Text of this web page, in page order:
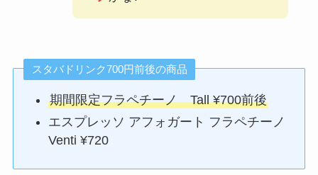
スタバドリンク700円前後の商品
期間限定フラペチーノ Tall ¥700前後
エスプレッソ アフォガート フラペチーノ
Venti ¥720